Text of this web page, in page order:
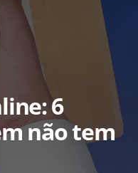
6
não tem